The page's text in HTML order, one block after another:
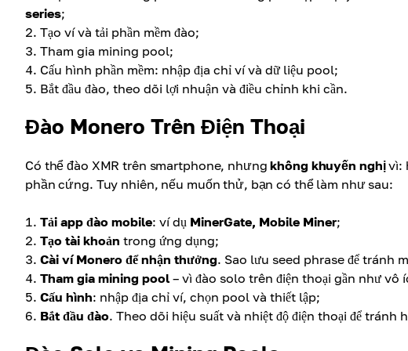
series;
Tạo ví và tải phần mềm đào;
Tham gia mining pool;
Cấu hình phần mềm: nhập địa chỉ ví và dữ liệu pool;
Bắt đầu đào, theo dõi lợi nhuận và điều chỉnh khi cần.
Đào Monero Trên Điện Thoại
Có thể đào XMR trên smartphone, nhưngkhông khuyến nghịvì:
phần cứng. Tuy nhiên, nếu muốn thử, bạn có thể làm như sau:
Tải app đào mobile: ví dụ MinerGate, Mobile Miner;
Tạo tài khoản trong ứng dụng;
Cài ví Monero để nhận thưởng. Sao lưu seed phrase để tránh
Tham gia mining pool – vì đào solo trên điện thoại gần như vô
Cấu hình: nhập địa chỉ ví, chọn pool và thiết lập;
Bắt đầu đào. Theo dõi hiệu suất và nhiệt độ điện thoại để tránh